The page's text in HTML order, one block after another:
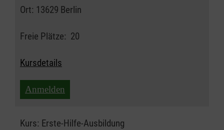
Ort: 13629 Berlin
Freie Plätze: 20
Kursdetails
Anmelden
Kurs: Erste-Hilfe-Ausbildung